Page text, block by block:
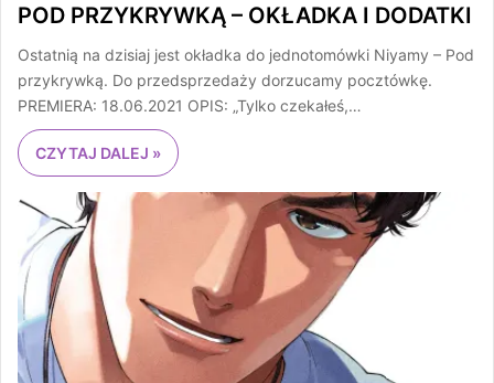
POD PRZYKRYWKĄ – OKŁADKA I DODATKI
Ostatnią na dzisiaj jest okładka do jednotomówki Niyamy – Pod
przykrywką. Do przedsprzedaży dorzucamy pocztówkę.
PREMIERA: 18.06.2021 OPIS: „Tylko czekałeś,…
CZYTAJ DALEJ »